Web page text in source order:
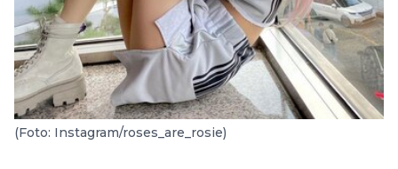
(Foto: Instagram/roses_are_rosie)